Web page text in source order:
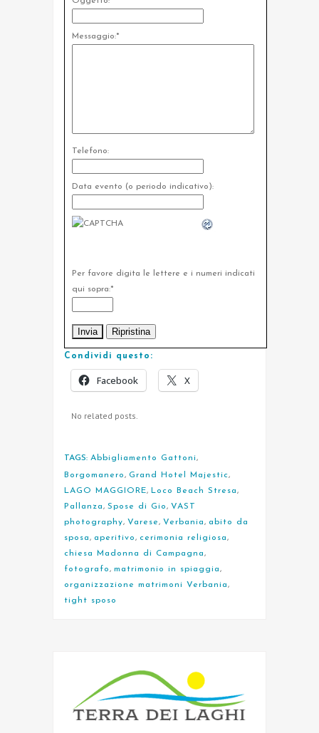
Messaggio:*
Telefono:
Data evento (o periodo indicativo):
Per favore digita le lettere e i numeri indicati
qui sopra:*
Condividi questo:
Facebook X
No related posts.
TAGS: Abbigliamento Gattoni,
Borgomanero, Grand Hotel Majestic,
LAGO MAGGIORE, Loco Beach Stresa,
Pallanza, Spose di Gio, VAST
photography, Varese, Verbania, abito da
sposa, aperitivo, cerimonia religiosa,
chiesa Madonna di Campagna,
fotografo, matrimonio in spiaggia,
organizzazione matrimoni Verbania,
tight sposo